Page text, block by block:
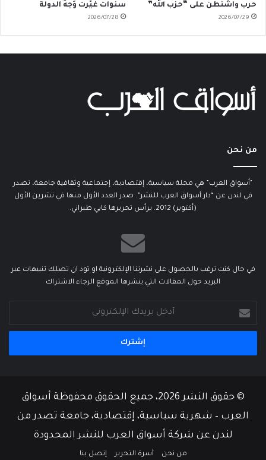
حرب واشنطن على “حزب الله”
2026/07/29
سنوات غيَّرت وَجهَ الدولة
2026/07/28
من نحن
“أسواق العرب” هي مجلة سياسية، إقتصادية، إجتماعية وثقافية جامعة، تصدر
في لندن عن “دار أسواق العرب للنشر”. صدر العدد الأول منها في تشرين الأول
(أكتوبر) 2012. يرأس تحريرها كابي طبراني.
في حال كنت ترغب بالحصول على نشرتنا الإلكترونية او تود ان تصلك تنبيهات عبر
البريد حول المقالات التي ينشرها الموقع الرجاء الاشتراك
بريدك
الإلكتروني
© حقوق النشر 2026، جميع الحقوق محفوظة أسواق
العرب – شهرية سياسية، إقتصادية، جامعة تصدر من
لندن عن شركة أسواق العرب للنشر المحدودة
من نحن أسرة التحرير إتصل بنا